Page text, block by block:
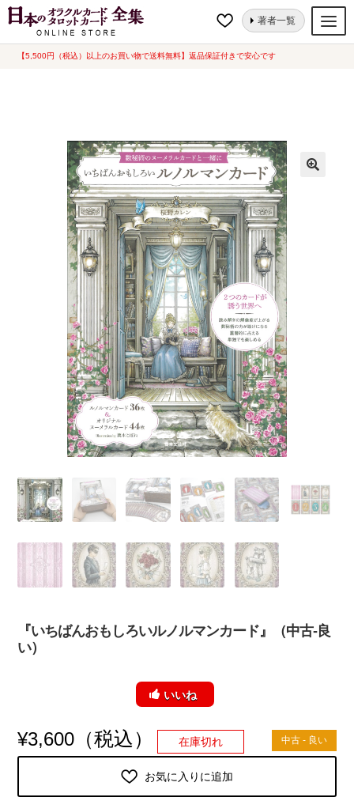
【5,500円（税込）以上のお買い物で送料無料】返品保証付きで安心です
ナ
コ
著者一覧
オラクルカード
トランプ
新品一覧
中古一覧
カード関連グッズ
ホーム ルノルマンカード・コーヒーカード クラシカル
『いちばんお
もしろいルノルマンカード』（中古-良い）
『いちばんおもしろいルノルマンカード』（中古-良
い）
いいね
中古 - 良い
¥3,600 （税込） 在庫切れ
お気に入りに追加